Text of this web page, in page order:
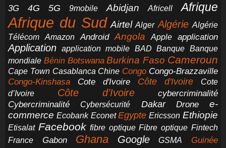
3G 4G 5G 9mobile Abidjan Africell Afrique
Afrique du Sud Airtel Alger Algérie Algérie
Télécom
Amazon Android Angola Apple application
Application application mobile BAD Banque Banque
mondiale Bénin Botswana Burkina Faso Cameroun
Cape Town Casablanca Chine Congo Congo-Brazzaville
Congo-Kinshasa Cote d'Ivoire Côte d'Ivoire
Cote
d’Ivoire
Côte d’Ivoire
cybercriminalité
Cybercriminalité
Cybersécurité Dakar Drone
e-
commerce Ecobank Econet Egypte Ericsson Ethiopie
Etisalat Facebook fibre optique Fibre optique Fintech
France
Gabon Ghana Google GSMA Guinée